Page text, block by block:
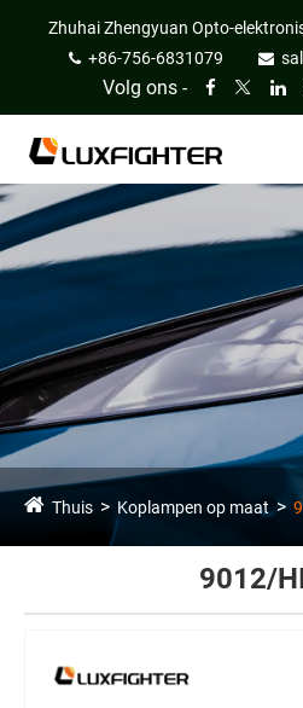
Zhuhai Zhengyuan Opto-
+86-756-6831079
Volg ons -
Thuis Koplampen op maat
9012/